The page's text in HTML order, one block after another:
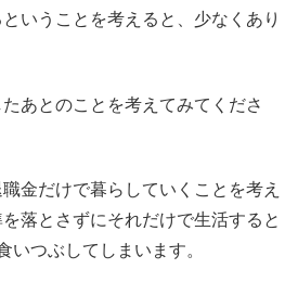
いうことを考えると、少なくあり
あとのことを考えてみてくださ
金だけで暮らしていくことを考え
落とさずにそれだけで生活すると
いつぶしてしまいます。